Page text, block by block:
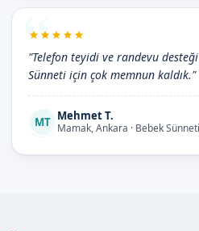
"Telefon teyidi ve randevu desteği
Sünneti için çok memnun kaldık."
MT Mehmet T.
Mamak, Ankara · Bebek Sünneti